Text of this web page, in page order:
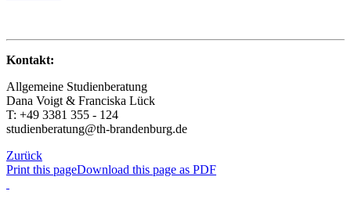
Kontakt:
Allgemeine Studienberatung
Dana Voigt & Franciska Lück
T: +49 3381 355 - 124
studienberatung@th-brandenburg.de
Zurück
Print this pageDownload this page as PDF